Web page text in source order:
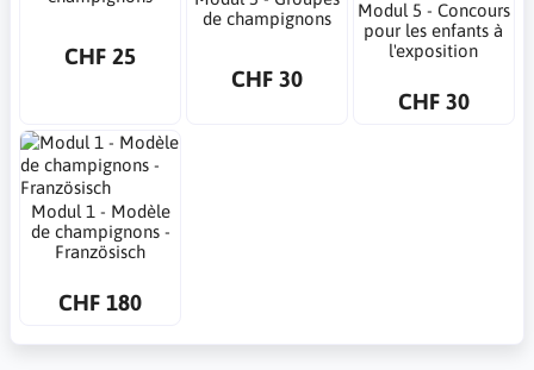
CHF 25
de champignons
CHF 30
Modul 5 - Concours
pour les enfants à
l'exposition
CHF 30
Modul 1 - Modèle
de champignons -
Französisch
CHF 180